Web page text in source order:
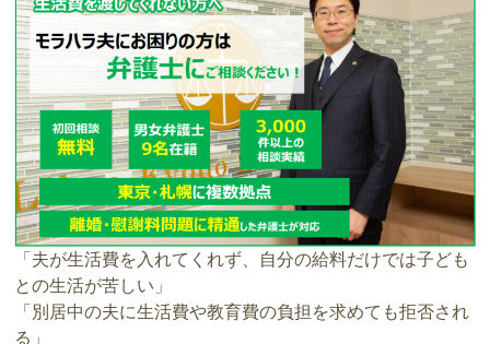
「夫が生活費を入れてくれず、自分の給料だけでは子ども
との生活が苦しい」
「別居中の夫に生活費や教育費の負担を求めても拒否され
る」